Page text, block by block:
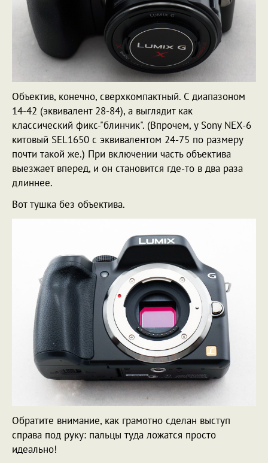
Объектив, конечно, сверхкомпактный. С диапазоном
14-42 (эквивалент 28-84), а выглядит как
классический фикс-"блинчик". (Впрочем, у Sony NEX-6
китовый SEL1650 с эквивалентом 24-75 по размеру
почти такой же.) При включении часть объектива
выезжает вперед, и он становится где-то в два раза
длиннее.
Вот тушка без объектива.
Обратите внимание, как грамотно сделан выступ
справа под руку: пальцы туда ложатся просто
идеально!